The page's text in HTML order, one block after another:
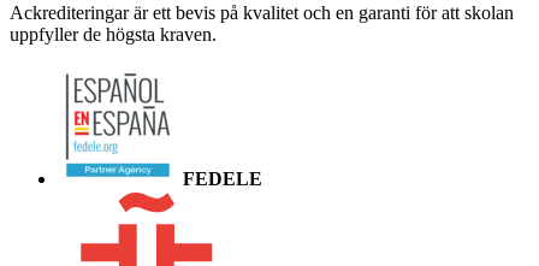
Ackrediteringar är ett bevis på kvalitet och en garanti för att skolan
uppfyller de högsta kraven.
FEDELE